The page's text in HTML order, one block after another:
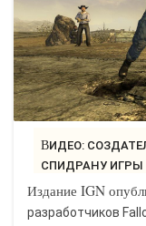
ВИДЕО: СОЗДАТЕЛИ FALLOUT: NEW VEGAS УДИВИЛИСЬ
СПИДРАНУ ИГРЫ
Издание IGN
разработчиков